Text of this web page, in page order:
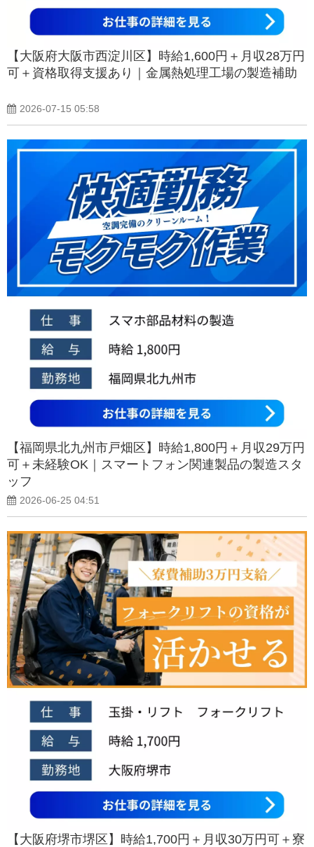
【大阪府大阪市西淀川区】時給1,600円＋月収28万円
可＋資格取得支援あり｜金属熱処理工場の製造補助
2026-07-15 05:58
【福岡県北九州市戸畑区】時給1,800円＋月収29万円
可＋未経験OK｜スマートフォン関連製品の製造スタ
ッフ
2026-06-25 04:51
【大阪府堺市堺区】時給1,700円＋月収30万円可＋寮